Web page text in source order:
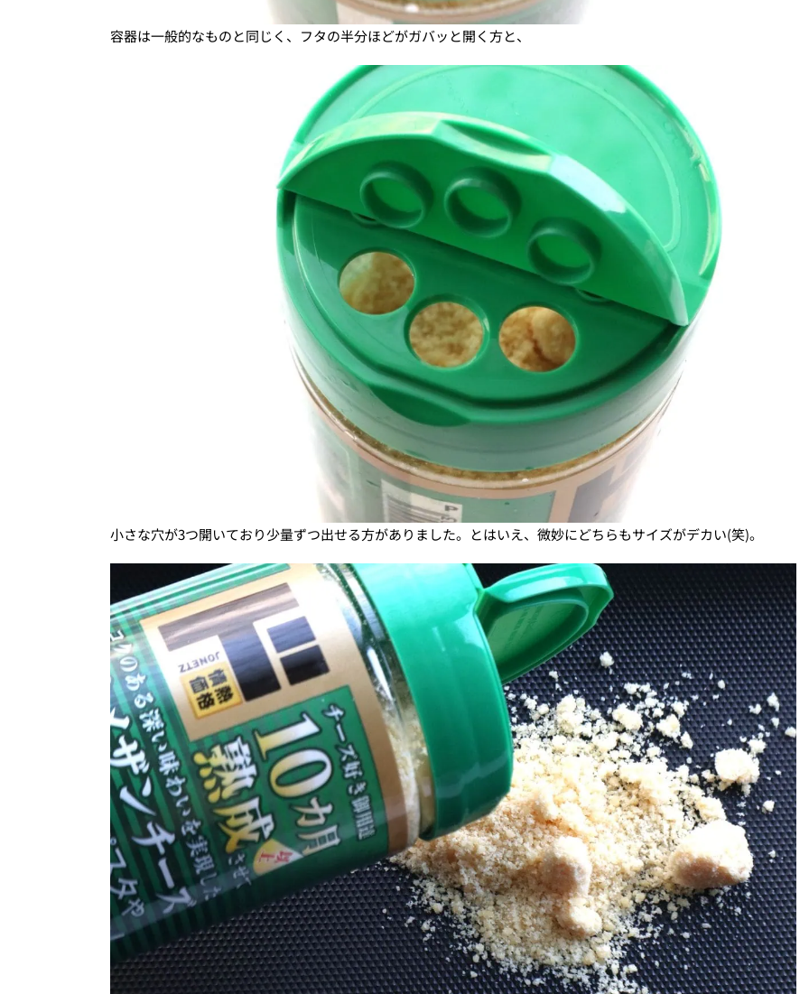
容器は一般的なものと同じく、フタの半分ほどがガバッと開く方と、
小さな穴が3つ開いており少量ずつ出せる方がありました。とはいえ、微妙にどちらもサイズがデカい(笑)。